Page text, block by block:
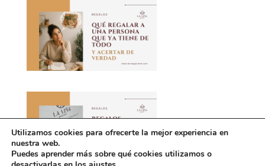
Utilizamos cookies para ofrecerte la mejor experiencia en
nuestra web.
Puedes aprender más sobre qué cookies utilizamos o